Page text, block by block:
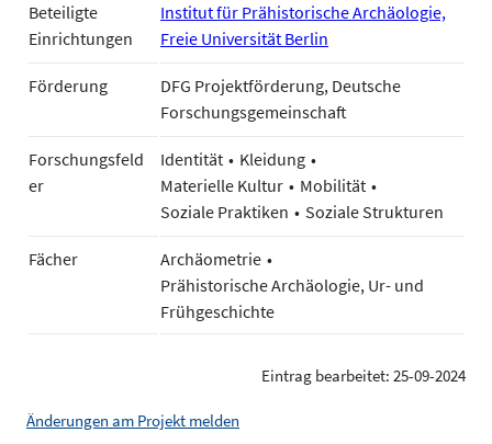
Beteiligte
Einrichtungen
Institut für Prähistorische Archäologie,
Freie Universität Berlin
Förderung
DFG Projektförderung, Deutsche
Forschungsgemeinschaft
Forschungsfeld
er
Identität
Kleidung
Materielle Kultur
Mobilität
Soziale Praktiken
Soziale Strukturen
Fächer
Archäometrie
Prähistorische Archäologie, Ur- und
Frühgeschichte
Eintrag bearbeitet: 25-09-2024
Änderungen am Projekt melden